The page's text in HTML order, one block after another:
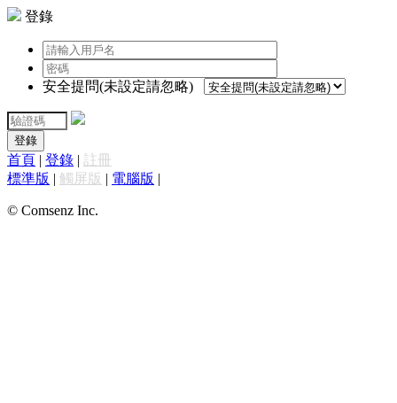
登錄
安全提問(未設定請忽略)
登錄
首頁 | 登錄 | 註冊
標準版 | 觸屏版 | 電腦版 |
© Comsenz Inc.